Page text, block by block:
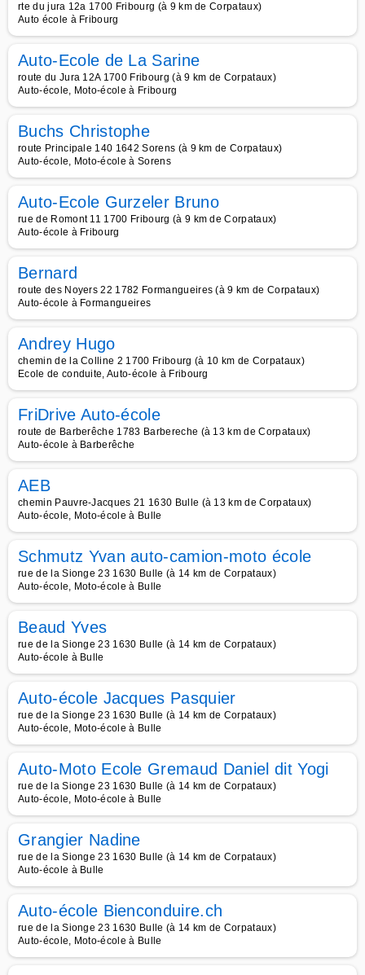
rte du jura 12a 1700 Fribourg (à 9 km de Corpataux)
Auto école à Fribourg
Auto-Ecole de La Sarine
route du Jura 12A 1700 Fribourg (à 9 km de Corpataux)
Auto-école, Moto-école à Fribourg
Buchs Christophe
route Principale 140 1642 Sorens (à 9 km de Corpataux)
Auto-école, Moto-école à Sorens
Auto-Ecole Gurzeler Bruno
rue de Romont 11 1700 Fribourg (à 9 km de Corpataux)
Auto-école à Fribourg
Bernard
route des Noyers 22 1782 Formangueires (à 9 km de Corpataux)
Auto-école à Formangueires
Andrey Hugo
chemin de la Colline 2 1700 Fribourg (à 10 km de Corpataux)
Ecole de conduite, Auto-école à Fribourg
FriDrive Auto-école
route de Barberêche 1783 Barbereche (à 13 km de Corpataux)
Auto-école à Barberêche
AEB
chemin Pauvre-Jacques 21 1630 Bulle (à 13 km de Corpataux)
Auto-école, Moto-école à Bulle
Schmutz Yvan auto-camion-moto école
rue de la Sionge 23 1630 Bulle (à 14 km de Corpataux)
Auto-école, Moto-école à Bulle
Beaud Yves
rue de la Sionge 23 1630 Bulle (à 14 km de Corpataux)
Auto-école à Bulle
Auto-école Jacques Pasquier
rue de la Sionge 23 1630 Bulle (à 14 km de Corpataux)
Auto-école, Moto-école à Bulle
Auto-Moto Ecole Gremaud Daniel dit Yogi
rue de la Sionge 23 1630 Bulle (à 14 km de Corpataux)
Auto-école, Moto-école à Bulle
Grangier Nadine
rue de la Sionge 23 1630 Bulle (à 14 km de Corpataux)
Auto-école à Bulle
Auto-école Bienconduire.ch
rue de la Sionge 23 1630 Bulle (à 14 km de Corpataux)
Auto-école, Moto-école à Bulle